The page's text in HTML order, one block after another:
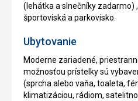
(lehátka a slnečníky zadarmo)
športoviská a parkovisko.
Ubytovanie
Moderne zariadené,
možnosťou prístelky sú
(sprcha alebo vaňa, toaleta,
klimatizáciou, rádiom,